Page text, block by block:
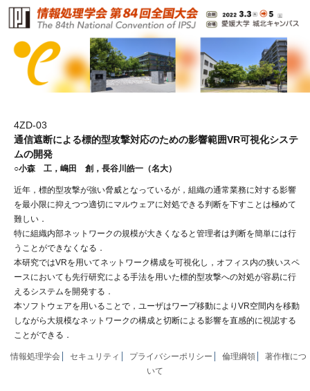
4ZD-03
通信遮断による標的型攻撃対応のための影響範囲VR可視化システ
ムの開発
○小森 工，嶋田 創，長谷川皓一（名大）
近年，標的型攻撃が強い脅威となっているが，組織の通常業務に対する影響
を最小限に抑えつつ適切にマルウェアに対処できる判断を下すことは極めて
難しい．
特に組織内部ネットワークの規模が大きくなると管理者は判断を簡単には行
うことができなくなる．
本研究ではVRを用いてネットワーク構成を可視化し，オフィス内の狭いスペ
ースにおいても先行研究による手法を用いた標的型攻撃への対処が容易に行
えるシステムを開発する．
本ソフトウェアを用いることで，ユーザはワープ移動によりVR空間内を移動
しながら大規模なネットワークの構成と切断による影響を直感的に視認する
ことができる．
情報処理学会 セキュリティ プライバシーポリシー 倫理綱領
著作権につ
いて